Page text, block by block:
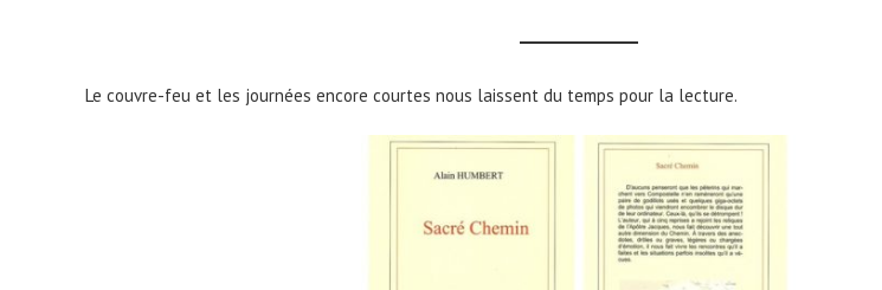
Le couvre-feu et les journées encore courtes nous laissent du temps pour la lecture.